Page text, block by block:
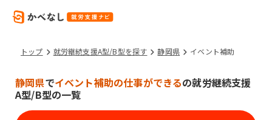
トップ 就労継続支援A型/B型を探す 静岡県 イベント補助
静岡県でイベント補助の仕事ができるの就労継続支援
A型/B型の一覧